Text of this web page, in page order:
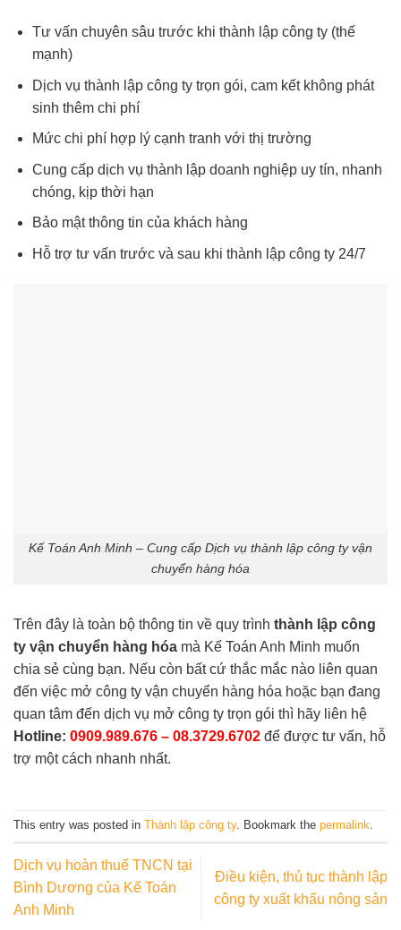
Tư vấn chuyên sâu trước khi thành lập công ty (thế
mạnh)
Dịch vụ thành lập công ty trọn gói, cam kết không phát
sinh thêm chi phí
Mức chi phí hợp lý cạnh tranh với thị trường
Cung cấp dịch vụ thành lập doanh nghiệp uy tín, nhanh
chóng, kịp thời hạn
Bảo mật thông tin của khách hàng
Hỗ trợ tư vấn trước và sau khi thành lập công ty 24/7
Kế Toán Anh Minh – Cung cấp Dịch vụ thành lập công ty vận
chuyển hàng hóa
Trên đây là toàn bộ thông tin về quy trình thành lập công
ty vận chuyển hàng hóa mà Kế Toán Anh Minh muốn
chia sẻ cùng bạn. Nếu còn bất cứ thắc mắc nào liên quan
đến việc mở công ty vận chuyển hàng hóa hoặc bạn đang
quan tâm đến dịch vụ mở công ty trọn gói thì hãy liên hệ
Hotline: 0909.989.676 – 08.3729.6702 để được tư vấn, hỗ
trợ một cách nhanh nhất.
This entry was posted in Thành lập công ty. Bookmark the permalink.
Dịch vụ hoàn thuế TNCN tại
Bình Dương của Kế Toán
Anh Minh
Điều kiện, thủ tục thành lập
công ty xuất khẩu nông sản